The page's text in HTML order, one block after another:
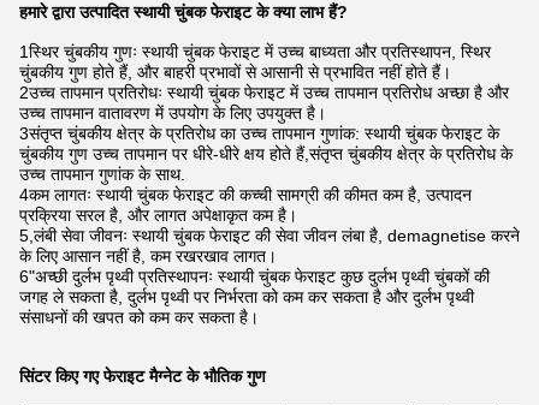
हमारे द्वारा उत्पादित स्थायी चुंबक फेराइट के क्या लाभ हैं?
1स्थिर चुंबकीय गुणः स्थायी चुंबक फेराइट में उच्च बाध्यता और प्रतिस्थापन, स्थिर
चुंबकीय गुण होते हैं, और बाहरी प्रभावों से आसानी से प्रभावित नहीं होते हैं।
2उच्च तापमान प्रतिरोधः स्थायी चुंबक फेराइट में उच्च तापमान प्रतिरोध अच्छा है और
उच्च तापमान वातावरण में उपयोग के लिए उपयुक्त है।
3संतृप्त चुंबकीय क्षेत्र के प्रतिरोध का उच्च तापमान गुणांक: स्थायी चुंबक फेराइट के
चुंबकीय गुण उच्च तापमान पर धीरे-धीरे क्षय होते हैं,संतृप्त चुंबकीय क्षेत्र के प्रतिरोध के
उच्च तापमान गुणांक के साथ.
4कम लागतः स्थायी चुंबक फेराइट की कच्ची सामग्री की कीमत कम है, उत्पादन
प्रक्रिया सरल है, और लागत अपेक्षाकृत कम है।
5,लंबी सेवा जीवनः स्थायी चुंबक फेराइट की सेवा जीवन लंबा है, demagnetise करने
के लिए आसान नहीं है, कम रखरखाव लागत।
6"अच्छी दुर्लभ पृथ्वी प्रतिस्थापनः स्थायी चुंबक फेराइट कुछ दुर्लभ पृथ्वी चुंबकों की
जगह ले सकता है, दुर्लभ पृथ्वी पर निर्भरता को कम कर सकता है और दुर्लभ पृथ्वी
संसाधनों की खपत को कम कर सकता है।
सिंटर किए गए फेराइट मैग्नेट के भौतिक गुण